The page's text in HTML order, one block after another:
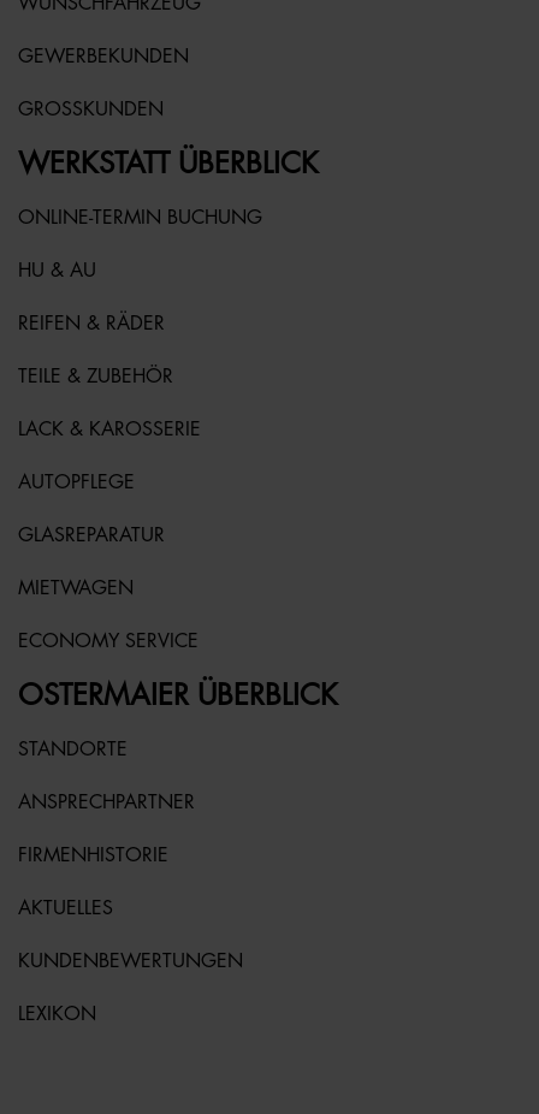
GEWERBEKUNDEN
GROSSKUNDEN
WERKSTATT ÜBERBLICK
ONLINE-TERMIN BUCHUNG
HU & AU
REIFEN & RÄDER
TEILE & ZUBEHÖR
LACK & KAROSSERIE
AUTOPFLEGE
GLASREPARATUR
MIETWAGEN
ECONOMY SERVICE
OSTERMAIER ÜBERBLICK
STANDORTE
ANSPRECHPARTNER
FIRMENHISTORIE
AKTUELLES
KUNDENBEWERTUNGEN
LEXIKON